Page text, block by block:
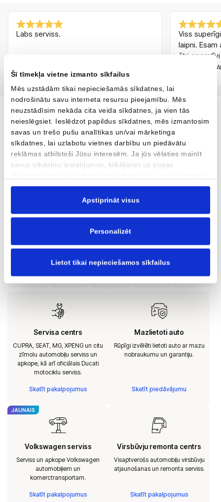
Šī tīmekļa vietne izmanto sīkfailus
Mēs uzstādām tikai nepieciešamās sīkdatnes, lai
nodrošinātu savu interneta resursu pieejamību. Mēs
neuzstādīsim nekāda cita veida sīkdatnes, ja vien tās
neieslēgsiet. Ieslēdzot papildus sīkdatnes, mēs izmantosim
savas un trešo pušu analītikas un/vai mārketinga
sīkdatnes, lai uzlabotu vietnes darbību un piedāvātu
reklāmas atbilstoši Jūsu interesēm. Ja jūs vēlaties mainīt
savus sīkdatņu iestatījumus, klikšķiniet uz pogas
politika". Vairāk informācijas par sīkdatnēm ir pieejama
šajā informatīvajā banerī un mūsu Sīkdatņu politikā.
Apstiprināt visus
Personalizēt
Lietot tikai nepieciešamos sīkfailus
Labs serviss.
Pirms 3 mēnešiem
Viss
laipni. Esam
ātri
Inguss
Tavs jaunais auto ir šeit
AUTOBRAVA Motors dīlercentrs, kas atrodas Kārļa Ulmaņa gatvē
96 un Krasta ielā 42, Rīgā, pārstāv automobiļu zīmolus CUPRA,
centri veic servisu un virsbūvju remontu jebkuram mūsdienu
automobilim. Tāpat piedāvājam rūpīgi atlasītu mazlietotu
Auto.
Servisa centrs
CUPRA, SEAT, MG, XPENG un citu
zīmolu automobiļu serviss un
apkope, kā arī oficiālais Ducati
motociklu serviss.
Skatīt pakalpojumus
Mazlietoti auto
Rūpīgi izvēlēti lietoti auto ar mazu
nobraukumu un garantiju.
Skatīt piedāvājumu
JAUNAIS
Volkswagen serviss
Serviss un apkope Volkswagen
automobiļiem un
komerctransportam.
Skatīt pakalpojumus
Virsbūvju remonta centrs
Visaptverošs automobiļu virsbūvju
atjaunošanas un remonta serviss.
Skatīt pakalpojumus